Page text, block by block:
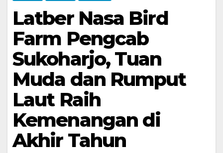
Latber Nasa Bird
Farm Pengcab
Sukoharjo, Tuan
Muda dan Rumput
Laut Raih
Kemenangan di
Akhir Tahun